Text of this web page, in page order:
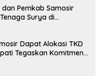
dan Pemkab Samosir
Surya di
Dapat Alokasi TKD
Tegaskan Komitmen